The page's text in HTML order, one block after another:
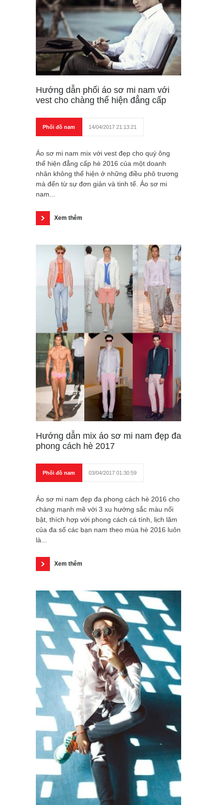
Hướng dẫn phối áo sơ mi nam với
vest cho chàng thể hiện đẳng cấp
Phối đồ nam 14/04/2017 21:13:21
Áo sơ mi nam mix với vest đẹp cho quý ông
thể hiện đẳng cấp hè 2016 của một doanh
nhân không thể hiện ở những điều phô trương
mà đến từ sự đơn giản và tinh tế. Áo sơ mi
nam...
Xem thêm
Hướng dẫn mix áo sơ mi nam đẹp đa
phong cách hè 2017
Phối đồ nam 03/04/2017 01:30:59
Áo sơ mi nam đẹp đa phong cách hè 2016 cho
chàng mạnh mẽ với 3 xu hướng sắc màu nổi
bật, thích hợp với phong cách cá tính, lịch lãm
của đa số các bạn nam theo mùa hè 2016 luôn
là...
Xem thêm